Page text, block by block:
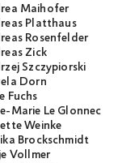
Maihofer
Platthaus
Rosenfelder
Zick
Szczypiorski
Dorn
Fuchs
Marie Le Glonnec
Weinke
Brockschmidt
Vollmer